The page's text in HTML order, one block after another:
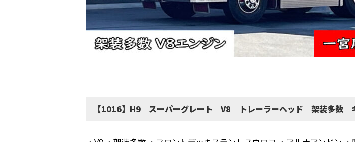
【1016】H9 スーパーグレート V8 トレーラーヘッド 架装多数